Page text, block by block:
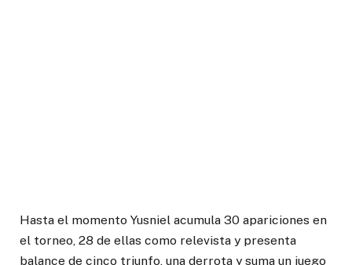
Hasta el momento Yusniel acumula 30 apariciones en
el torneo, 28 de ellas como relevista y presenta
balance de cinco triunfo, una derrota y suma un juego